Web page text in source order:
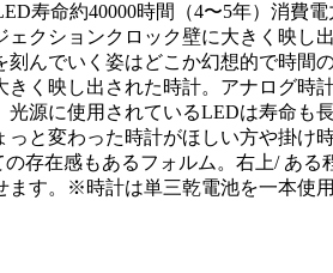
寿命約40000時間（4〜5年）消費
クションクロック壁に大きく映し
んでいく姿はどこか幻想的で時間
く映し出された時計。アナログ時
源に使用されているLEDは寿命も
と変わった時計がほしい方や掛け
在感もあるフォルム。右上/ ある
ます。※時計は単三乾電池を一本